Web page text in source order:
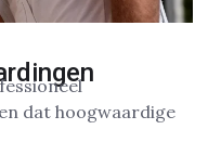
dat hoogwaardige